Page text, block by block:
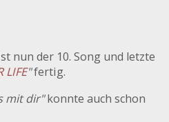
nun der 10. Song und letzte
LIFE"fertig.
mit dir"konnte auch schon